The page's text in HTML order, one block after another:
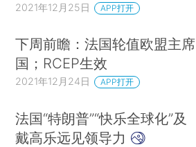
2021年12月25日 APP打开
下周前瞻：法国轮值欧盟主席
国；RCEP生效
2021年12月24日 APP打开
法国“特朗普”“快乐全球化”及
戴高乐远见领导力